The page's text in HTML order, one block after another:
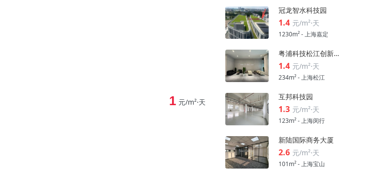
1 元/m²⋅天
冠龙智水科技园
1.4 元/m²⋅天
1230m² - 上海嘉定
粤浦科技松江创新中心
1.4 元/m²⋅天
234m² - 上海松江
互邦科技园
1.3 元/m²⋅天
123m² - 上海闵行
新陆国际商务大厦
2.6 元/m²⋅天
101m² - 上海宝山